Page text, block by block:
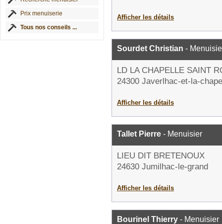
Prix menuiserie
Tous nos conseils ...
Afficher les détails
Sourdet Christian -
LD LA CHAPELLE SAINT
24300 Javerlhac-et-la-
Afficher les détails
Tallet Pierre - Menuisier
LIEU DIT BRETENOUX
24630 Jumilhac-le-grand
Afficher les détails
Bourinel Thierry - Menuisier